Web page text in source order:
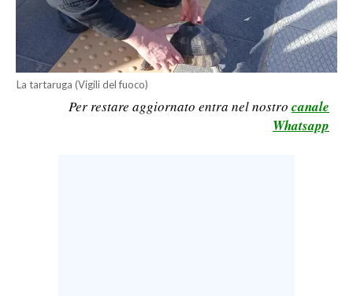
SERVIZI ALLE IMPRESE
LAVORO
BANDI
La tartaruga (Vigili del fuoco)
Per restare aggiornato entra nel nostro canale
Whatsapp